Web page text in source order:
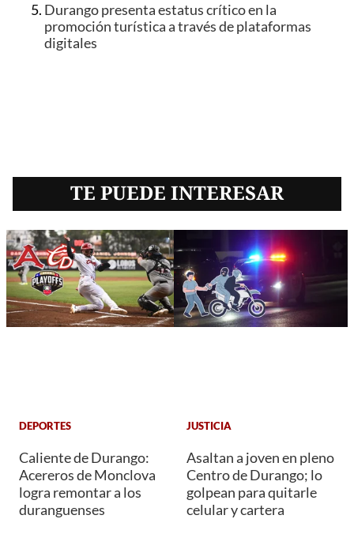
Durango presenta estatus crítico en la
promoción turística a través de plataformas
digitales
TE PUEDE INTERESAR
DEPORTES
Caliente de Durango:
Acereros de Monclova
logra remontar a los
duranguenses
JUSTICIA
Asaltan a joven en pleno
Centro de Durango; lo
golpean para quitarle
celular y cartera